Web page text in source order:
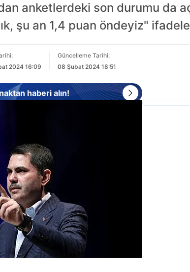
anketlerdeki son durumu da
şu an 1,4 puan öndeyiz"
2024 16:09
Güncelleme Tarihi:
08 Şubat 2024 18:51
haberi alın!